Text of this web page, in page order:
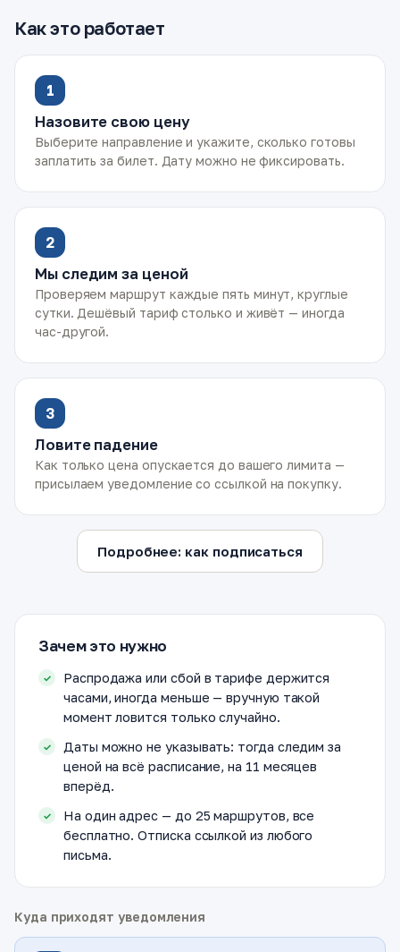
Как это работает
1
Назовите свою цену
Выберите направление и укажите, сколько готовы
заплатить за билет. Дату можно не фиксировать.
2
Мы следим за ценой
Проверяем маршрут каждые пять минут, круглые
сутки. Дешёвый тариф столько и живёт — иногда
час-другой.
3
Ловите падение
Как только цена опускается до вашего лимита —
присылаем уведомление со ссылкой на покупку.
Подробнее: как подписаться
Зачем это нужно
Распродажа или сбой в тарифе держится
часами, иногда меньше — вручную такой
момент ловится только случайно.
Даты можно не указывать: тогда следим за
ценой на всё расписание, на 11 месяцев
вперёд.
На один адрес — до 25 маршрутов, все
бесплатно. Отписка ссылкой из любого
письма.
Куда приходят уведомления